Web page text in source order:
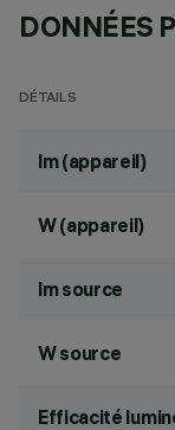
DONNÉES
DÉTAILS
lm (appareil)
W (appareil)
lm source
W source
Efficacité